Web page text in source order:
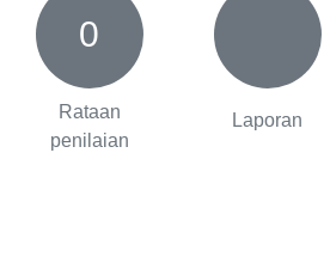
0
Rataan
penilaian
Laporan